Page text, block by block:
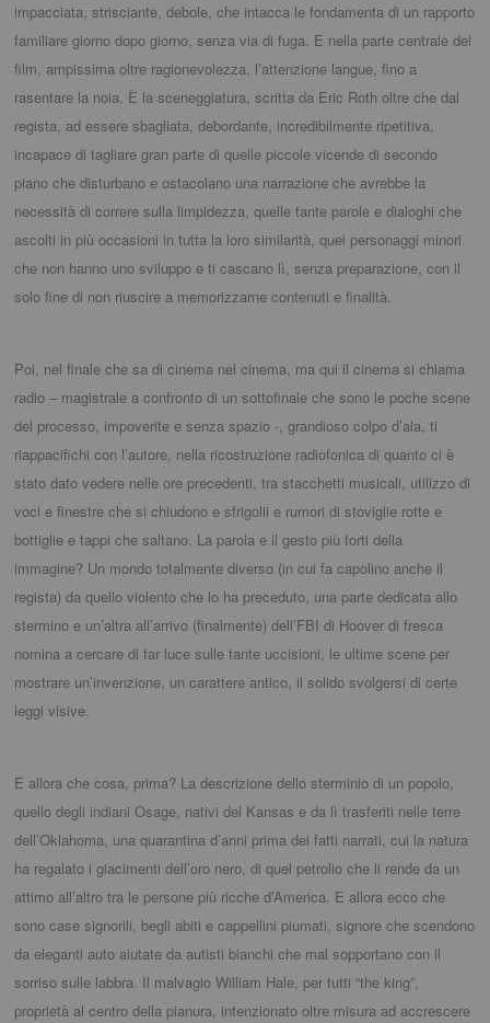
impacciata, strisciante, debole, che intacca le fondamenta di un rapporto
familiare giorno dopo giorno, senza via di fuga. E nella parte centrale del
film, ampissima oltre ragionevolezza, l’attenzione langue, fino a
rasentare la noia. È la sceneggiatura, scritta da Eric Roth oltre che dal
regista, ad essere sbagliata, debordante, incredibilmente ripetitiva,
incapace di tagliare gran parte di quelle piccole vicende di secondo
piano che disturbano e ostacolano una narrazione che avrebbe la
necessità di correre sulla limpidezza, quelle tante parole e dialoghi che
ascolti in più occasioni in tutta la loro similarità, quei personaggi minori
che non hanno uno sviluppo e ti cascano lì, senza preparazione, con il
solo fine di non riuscire a memorizzarne contenuti e finalità.
Poi, nel finale che sa di cinema nel cinema, ma qui il cinema si chiama
radio – magistrale a confronto di un sottofinale che sono le poche scene
del processo, impoverite e senza spazio -, grandioso colpo d’ala, ti
riappacifichi con l’autore, nella ricostruzione radiofonica di quanto ci è
stato dato vedere nelle ore precedenti, tra stacchetti musicali, utilizzo di
voci e finestre che si chiudono e sfrigolii e rumori di stoviglie rotte e
bottiglie e tappi che saltano. La parola e il gesto più forti della
immagine? Un mondo totalmente diverso (in cui fa capolino anche il
regista) da quello violento che lo ha preceduto, una parte dedicata allo
stermino e un’altra all’arrivo (finalmente) dell’FBI di Hoover di fresca
nomina a cercare di far luce sulle tante uccisioni, le ultime scene per
mostrare un’invenzione, un carattere antico, il solido svolgersi di certe
leggi visive.
E allora che cosa, prima? La descrizione dello sterminio di un popolo,
quello degli indiani Osage, nativi del Kansas e da lì trasferiti nelle terre
dell’Oklahoma, una quarantina d’anni prima dei fatti narrati, cui la natura
ha regalato i giacimenti dell’oro nero, di quel petrolio che li rende da un
attimo all’altro tra le persone più ricche d’America. E allora ecco che
sono case signorili, begli abiti e cappellini piumati, signore che scendono
da eleganti auto aiutate da autisti bianchi che mal sopportano con il
sorriso sulle labbra. Il malvagio William Hale, per tutti “the king”,
proprietà al centro della pianura, intenzionato oltre misura ad accrescere